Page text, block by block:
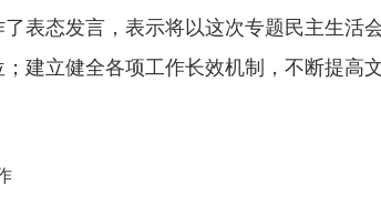
态发言，表示将以这次专题民主生活
建立健全各项工作长效机制，不断提高